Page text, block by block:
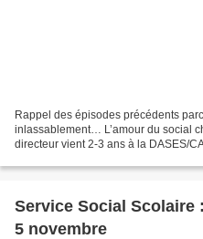
Rappel des épisodes précédents
inlassablement… L’amour du social
directeur vient 2-3 ans à la DASES/
Service Social Scolaire : Assemblée Générale le
5 novembre